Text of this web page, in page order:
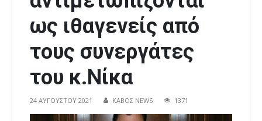
ως ιθαγενείς από
τους συνεργάτες
του κ.Νίκα
24 ΑΥΓΟΎΣΤΟΥ 2021 ΚΑΒΟΣ NEWS 1371